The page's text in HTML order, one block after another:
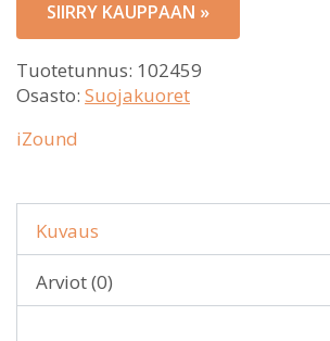
SIIRRY KAUPPAAN »
Tuotetunnus: 102459
Osasto: Suojakuoret
iZound
Kuvaus
Arviot (0)